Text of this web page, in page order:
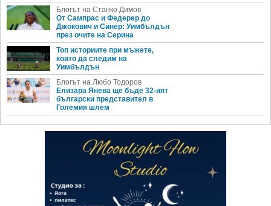
Блогът на Станко Димов
От Сампрас и Федерер до
Джокович и Синер: Уимбълдън
през очите на Серина
Топ историите при мъжете,
които да следим на
Уимбълдън
Блогът на Любо Тодоров
Елизара Янева ще бъде 32-ият
български представител в
Големия шлем